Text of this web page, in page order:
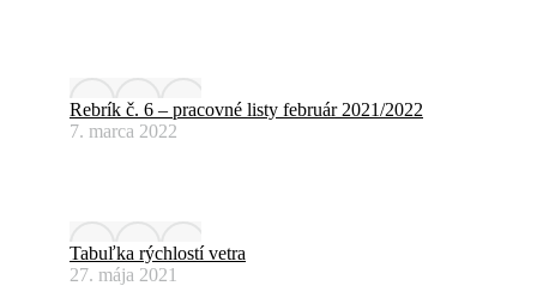
Rebrík č. 6 – pracovné listy február 2021/2022
7. marca 2022
Tabuľka rýchlostí vetra
27. mája 2021